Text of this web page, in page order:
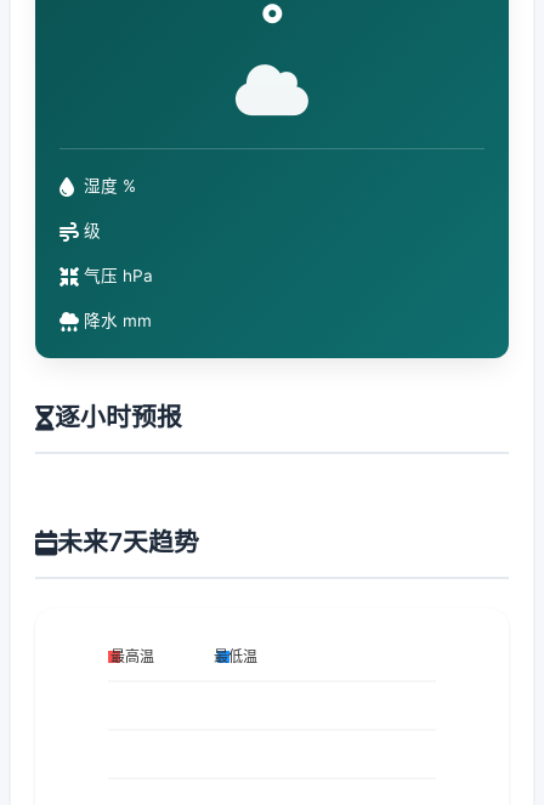
°
湿度 %
级
气压 hPa
降水 mm
逐小时预报
未来7天趋势